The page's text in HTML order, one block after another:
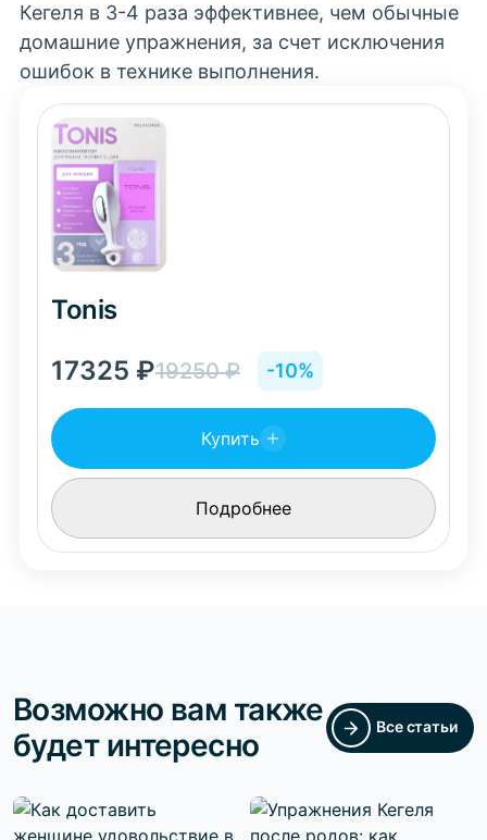
Кегеля в 3-4 раза эффективнее, чем обычные
домашние упражнения, за счет исключения
ошибок в технике выполнения.
Tonis
17325 ₽19250₽ -10%
Купить
Подробнее
Возможно вам также
будет интересно
Все статьи